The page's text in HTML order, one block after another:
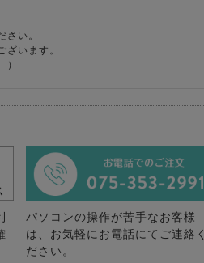
い。
います。
）
パソコンの操作が苦手なお客様
は、お気軽にお電話にてご連絡く
ださい。